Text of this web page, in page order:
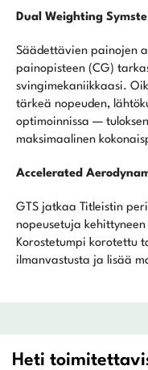
Dual Weighting Symste
Säädettävien painojen
painopisteen (CG)
svingimekaniikkaasi.
tärkeä nopeuden,
optimoinnissa —
maksimaalinen
Accelerated
GTS jatkaa Titleistin
nopeusetuja
Korostetumpi korotettu
ilmanvastusta ja lisää
Heti